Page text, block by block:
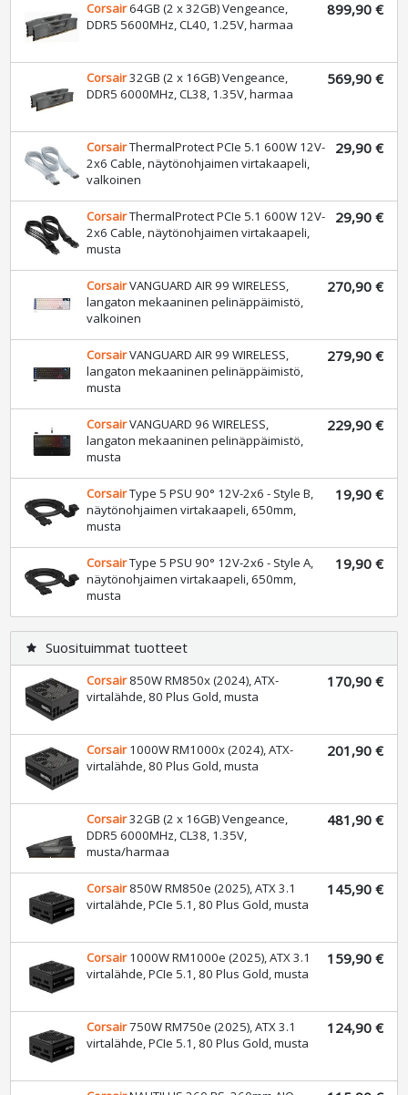
Corsair64GB (2 x 32GB) Vengeance,
DDR5 5600MHz, CL40, 1.25V, harmaa
899,90 €
Corsair32GB (2 x 16GB) Vengeance,
DDR5 6000MHz, CL38, 1.35V, harmaa
569,90 €
CorsairThermalProtect PCIe 5.1 600W 12V-
2x6 Cable, näytönohjaimen virtakaapeli,
valkoinen
29,90 €
CorsairThermalProtect PCIe 5.1 600W 12V-
2x6 Cable, näytönohjaimen virtakaapeli,
musta
29,90 €
CorsairVANGUARD AIR 99 WIRELESS,
langaton mekaaninen pelinäppäimistö,
valkoinen
270,90 €
CorsairVANGUARD AIR 99 WIRELESS,
langaton mekaaninen pelinäppäimistö,
musta
279,90 €
CorsairVANGUARD 96 WIRELESS,
langaton mekaaninen pelinäppäimistö,
musta
229,90 €
CorsairType 5 PSU 90° 12V-2x6 - Style B,
näytönohjaimen virtakaapeli, 650mm,
musta
19,90 €
CorsairType 5 PSU 90° 12V-2x6 - Style A,
näytönohjaimen virtakaapeli, 650mm,
musta
19,90 €
star Suosituimmat tuotteet
Corsair850W RM850x (2024), ATX-
virtalähde, 80 Plus Gold, musta
170,90 €
Corsair1000W RM1000x (2024), ATX-
virtalähde, 80 Plus Gold, musta
201,90 €
Corsair32GB (2 x 16GB) Vengeance,
DDR5 6000MHz, CL38, 1.35V,
musta/harmaa
481,90 €
Corsair850W RM850e (2025), ATX 3.1
virtalähde, PCIe 5.1, 80 Plus Gold, musta
145,90 €
Corsair1000W RM1000e (2025), ATX 3.1
virtalähde, PCIe 5.1, 80 Plus Gold, musta
159,90 €
Corsair750W RM750e (2025), ATX 3.1
virtalähde, PCIe 5.1, 80 Plus Gold, musta
124,90 €